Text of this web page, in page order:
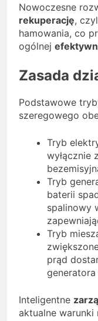
Nowoczesne
rekuperację,
hamowania, co
ogólnej
Zasada
Podstawowe
szeregowego
Tryb
wyłącznie
Tryb
baterii
spalinowy
Tryb
prąd
Inteligentne
aktualne